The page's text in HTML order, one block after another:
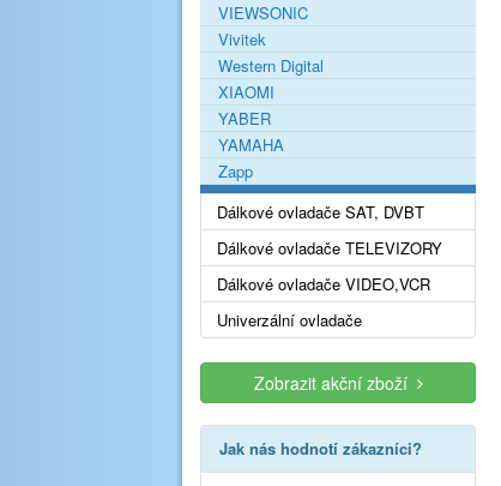
VIEWSONIC
Vivitek
Western Digital
XIAOMI
YABER
YAMAHA
Zapp
Dálkové ovladače SAT, DVBT
Dálkové ovladače TELEVIZORY
Dálkové ovladače VIDEO,VCR
Univerzální ovladače
Zobrazit akční zboží
Jak nás hodnotí zákazníci?